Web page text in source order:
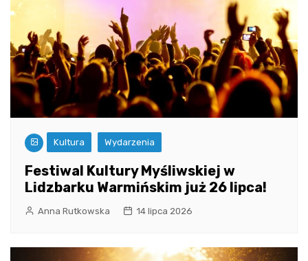
Kultura Wydarzenia
Festiwal Kultury Myśliwskiej w
Lidzbarku Warmińskim już 26 lipca!
Anna Rutkowska 14 lipca 2026